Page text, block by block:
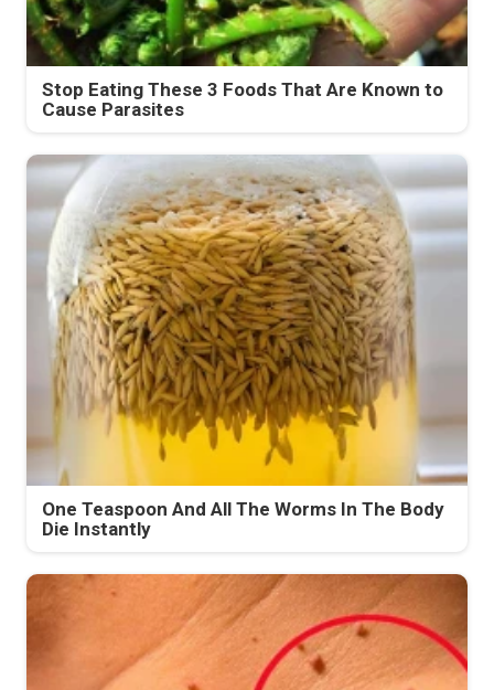
Stop Eating These 3 Foods That Are Known to
Cause Parasites
One Teaspoon And All The Worms In The Body
Die Instantly